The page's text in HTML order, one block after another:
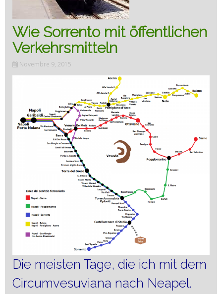
Wie Sorrento mit öffentlichen
Verkehrsmitteln
Novembre 9, 2015
Die meisten Tage, die ich mit dem
Circumvesuviana nach Neapel.